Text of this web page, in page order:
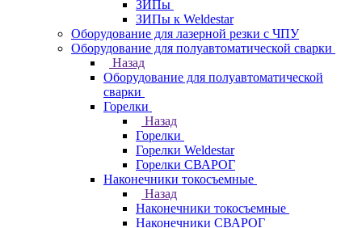
ЗИПы
ЗИПы к Weldestar
Оборудование для лазерной резки с ЧПУ
Оборудование для полуавтоматической сварки
Назад
Оборудование для полуавтоматической
сварки
Горелки
Назад
Горелки
Горелки Weldestar
Горелки СВАРОГ
Наконечники токосъемные
Назад
Наконечники токосъемные
Наконечники СВАРОГ